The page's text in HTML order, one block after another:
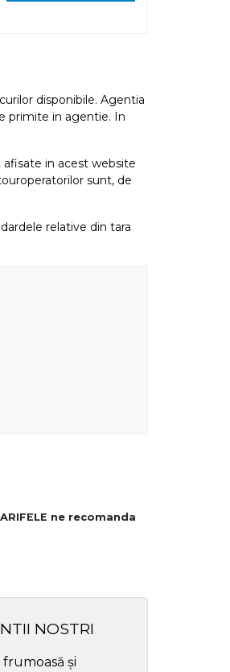
disponibile. Agentia
primite in agentie. In
afisate in acest website
sunt, de
relative din tara
ne recomanda
NOSTRI
și